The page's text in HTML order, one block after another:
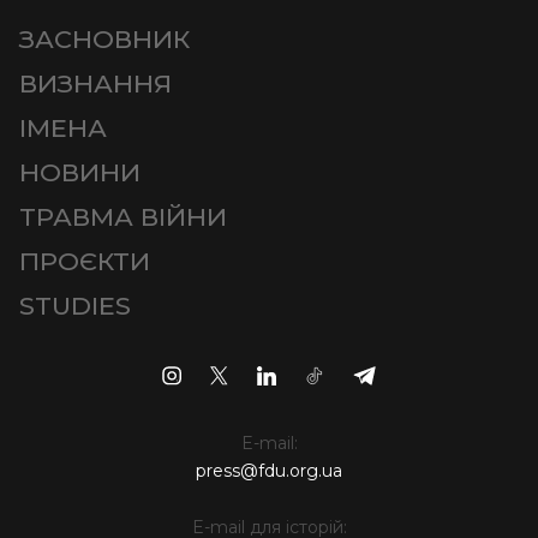
ЗАСНОВНИК
ВИЗНАННЯ
ІМЕНА
НОВИНИ
ТРАВМА ВІЙНИ
ПРОЄКТИ
STUDIES
E-mail:
press@fdu.org.ua
E-mail для історій: